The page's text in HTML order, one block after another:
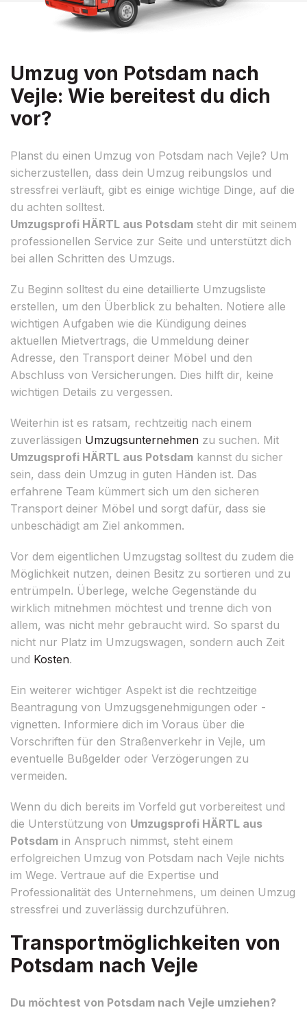
Umzug von Potsdam nach
Vejle: Wie bereitest du dich
vor?
Planst du einen Umzug von Potsdam nach Vejle? Um
sicherzustellen, dass dein Umzug reibungslos und
stressfrei verläuft, gibt es einige wichtige Dinge, auf die
du achten solltest.
Umzugsprofi HÄRTL aus Potsdam steht dir mit seinem
professionellen Service zur Seite und unterstützt dich
bei allen Schritten des Umzugs.
Zu Beginn solltest du eine detaillierte Umzugsliste
erstellen, um den Überblick zu behalten. Notiere alle
wichtigen Aufgaben wie die Kündigung deines
aktuellen Mietvertrags, die Ummeldung deiner
Adresse, den Transport deiner Möbel und den
Abschluss von Versicherungen. Dies hilft dir, keine
wichtigen Details zu vergessen.
Weiterhin ist es ratsam, rechtzeitig nach einem
zuverlässigen Umzugsunternehmen zu suchen. Mit
Umzugsprofi HÄRTL aus Potsdam kannst du sicher
sein, dass dein Umzug in guten Händen ist. Das
erfahrene Team kümmert sich um den sicheren
Transport deiner Möbel und sorgt dafür, dass sie
unbeschädigt am Ziel ankommen.
Vor dem eigentlichen Umzugstag solltest du zudem die
Möglichkeit nutzen, deinen Besitz zu sortieren und zu
entrümpeln. Überlege, welche Gegenstände du
wirklich mitnehmen möchtest und trenne dich von
allem, was nicht mehr gebraucht wird. So sparst du
nicht nur Platz im Umzugswagen, sondern auch Zeit
und Kosten.
Ein weiterer wichtiger Aspekt ist die rechtzeitige
Beantragung von Umzugsgenehmigungen oder -
vignetten. Informiere dich im Voraus über die
Vorschriften für den Straßenverkehr in Vejle, um
eventuelle Bußgelder oder Verzögerungen zu
vermeiden.
Wenn du dich bereits im Vorfeld gut vorbereitest und
die Unterstützung von Umzugsprofi HÄRTL aus
Potsdam in Anspruch nimmst, steht einem
erfolgreichen Umzug von Potsdam nach Vejle nichts
im Wege. Vertraue auf die Expertise und
Professionalität des Unternehmens, um deinen Umzug
stressfrei und zuverlässig durchzuführen.
Transportmöglichkeiten von
Potsdam nach Vejle
Du möchtest von Potsdam nach Vejle umziehen?